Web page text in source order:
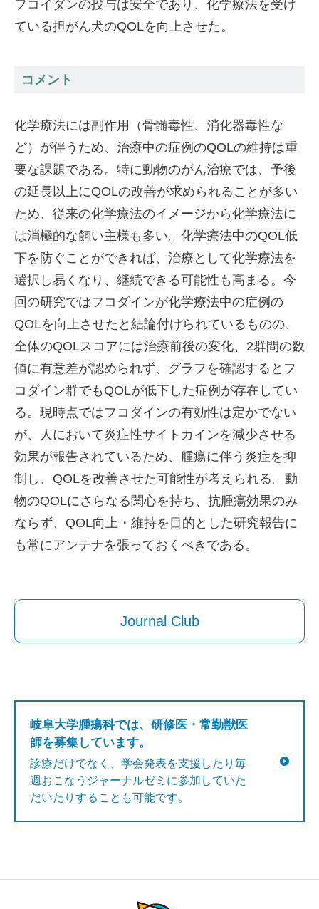
フコイダンの投与は安全であり、化学療法を受け
ている担がん犬のQOLを向上させた。
コメント
化学療法には副作用（骨髄毒性、消化器毒性な
ど）が伴うため、治療中の症例のQOLの維持は重
要な課題である。特に動物のがん治療では、予後
の延長以上にQOLの改善が求められることが多い
ため、従来の化学療法のイメージから化学療法に
は消極的な飼い主様も多い。化学療法中のQOL低
下を防ぐことができれば、治療として化学療法を
選択し易くなり、継続できる可能性も高まる。今
回の研究ではフコダインが化学療法中の症例の
QOLを向上させたと結論付けられているものの、
全体のQOLスコアには治療前後の変化、2群間の数
値に有意差が認められず、グラフを確認するとフ
コダイン群でもQOLが低下した症例が存在してい
る。現時点ではフコダインの有効性は定かでない
が、人において炎症性サイトカインを減少させる
効果が報告されているため、腫瘍に伴う炎症を抑
制し、QOLを改善させた可能性が考えられる。動
物のQOLにさらなる関心を持ち、抗腫瘍効果のみ
ならず、QOL向上・維持を目的とした研究報告に
も常にアンテナを張っておくべきである。
Journal Club
岐阜大学腫瘍科では、研修医・常勤獣医
師を募集しています。
診療だけでなく、学会発表を支援したり毎
週おこなうジャーナルゼミに参加していた
だいたりすることも可能です。